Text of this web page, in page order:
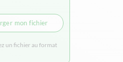
mon fichier
un fichier au format